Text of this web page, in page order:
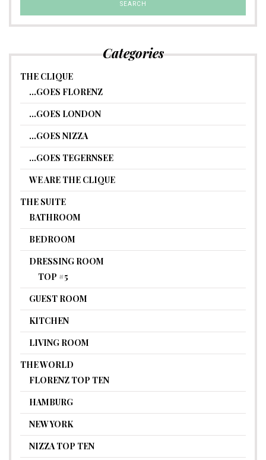
Categories
THE CLIQUE
…GOES FLORENZ
…GOES LONDON
…GOES NIZZA
…GOES TEGERNSEE
WE ARE THE CLIQUE
THE SUITE
BATHROOM
BEDROOM
DRESSING ROOM
TOP #5
GUEST ROOM
KITCHEN
LIVING ROOM
THE WORLD
FLORENZ TOP TEN
HAMBURG
NEW YORK
NIZZA TOP TEN